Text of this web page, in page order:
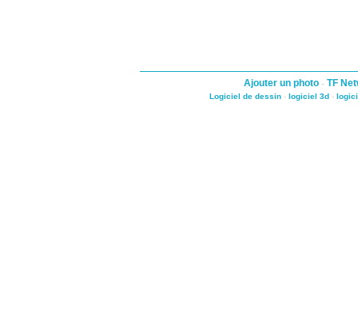
Ajouter un photo - TF
Logiciel de dessin - logiciel 3d -